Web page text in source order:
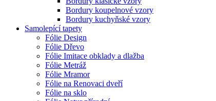
Bordury koupelnové vzory
Bordury kuchyňské vzory
Samolepící tapety
Fólie Design
Fólie Dřevo
Fólie Imitace obklady a dlažba
Fólie Metráž
Fólie Mramor
Fólie na Renovaci dveří
Fólie na sklo